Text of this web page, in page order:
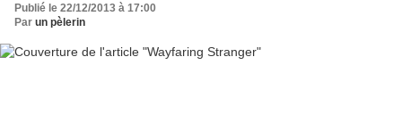
Publié le 22/12/2013 à 17:00
Par un pèlerin